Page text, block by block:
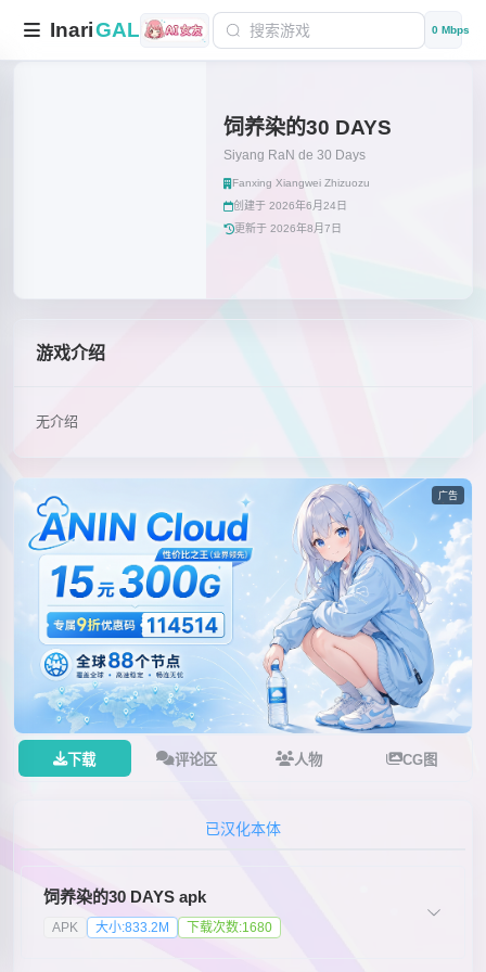
InariGAL 0 Mbps
饲养染的30 DAYS
Siyang RaN de 30 Days
Fanxing Xiangwei Zhizuozu
创建于 2026年6月24日
更新于 2026年8月7日
游戏介绍
无介绍
广告
下载 评论区 人物 CG图
饲养染的30 DAYS apk
APK 大小:833.2M 下载次数:1680
已汉化本体